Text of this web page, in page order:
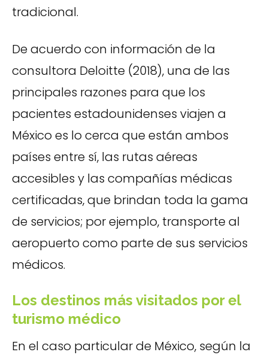
tradicional.
De acuerdo con información de la
consultora Deloitte (2018), una de las
principales razones para que los
pacientes estadounidenses viajen a
México es lo cerca que están ambos
países entre sí, las rutas aéreas
accesibles y las compañías médicas
certificadas, que brindan toda la gama
de servicios; por ejemplo, transporte al
aeropuerto como parte de sus servicios
médicos.
Los destinos más visitados por el
turismo médico
En el caso particular de México, según la